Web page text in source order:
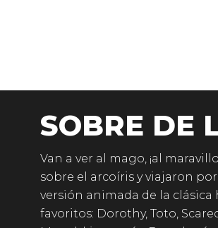
SOBRE DE
Van a ver al mago, ¡al
sobre el arcoíris y viajaron
versión animada de la clásica
favoritos: Dorothy, Toto,